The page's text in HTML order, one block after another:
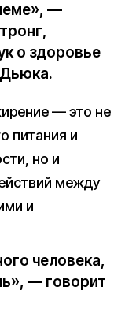
—
о здоровье
Дьюка.
— это не
питания и
но и
между
и
человека,
— говорит